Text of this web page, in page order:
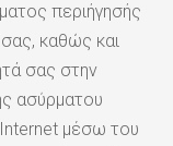
περιήγησής
καθώς και
σας στην
ασύρματου
μέσω του